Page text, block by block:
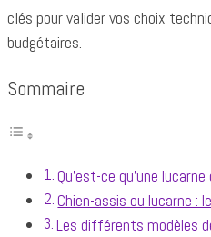
clés pour valider vos choix
budgétaires.
Sommaire
Qu'est-ce qu'une
Chien-assis ou lucarne :
Les différents modèles